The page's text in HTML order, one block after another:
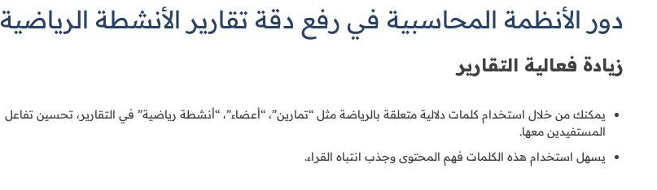
دور الأنظمة المحاسبية في رفع دقة تقارير الأنشطة الرياضية
زيادة فعالية التقارير
يمكنك من خلال استخدام كلمات دلالية متعلقة بالرياضة مثل “تمارين”، “أعضاء”، “أنشطة رياضية” في التقارير، تحسين تفاعل
المستفيدين معها.
يسهل استخدام هذه الكلمات فهم المحتوى وجذب انتباه القراء.